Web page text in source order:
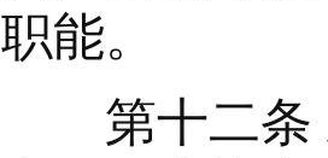
职能。
第十二条